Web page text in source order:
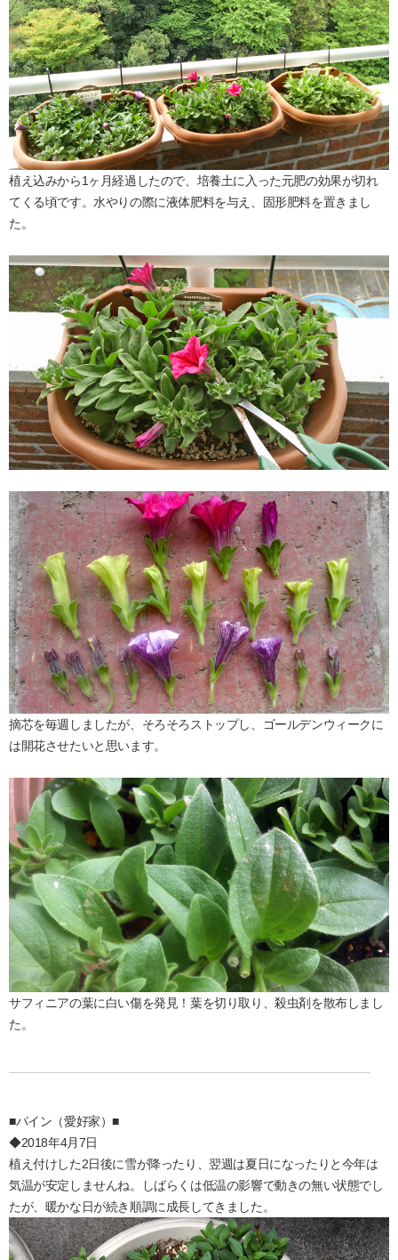
植え込みから1ヶ月経過したので、培養土に入った元肥の効果が切れ
てくる頃です。水やりの際に液体肥料を与え、固形肥料を置きまし
た。
摘芯を毎週しましたが、そろそろストップし、ゴールデンウィークに
は開花させたいと思います。
サフィニアの葉に白い傷を発見！葉を切り取り、殺虫剤を散布しまし
た。
■パイン（愛好家）■
◆2018年4月7日
植え付けした2日後に雪が降ったり、翌週は夏日になったりと今年は
気温が安定しませんね。しばらくは低温の影響で動きの無い状態でし
たが、暖かな日が続き順調に成長してきました。